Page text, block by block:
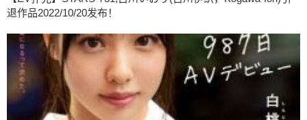
退作品2022/10/20发布！